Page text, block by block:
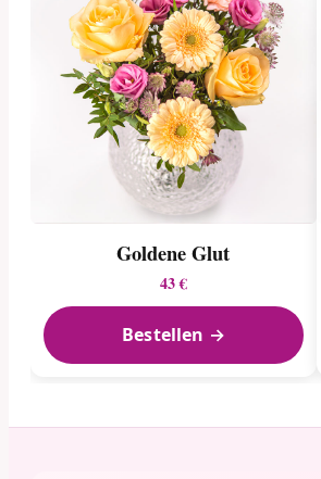
Goldene Glut
43 €
Bestellen →